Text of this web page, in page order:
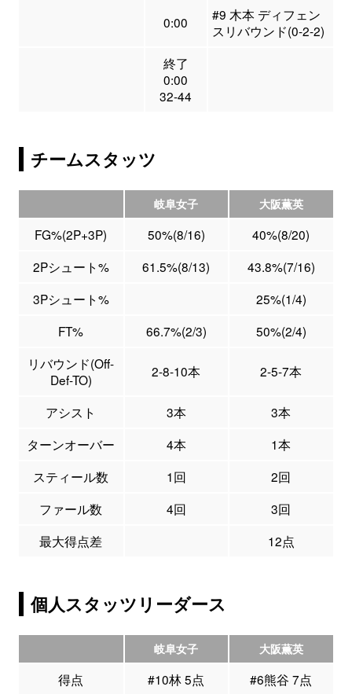
0:00
#9 木本 ディフェン
スリバウンド(0-2-2)
終了
0:00
32-44
チームスタッツ
岐阜女子 大阪薫英
FG%(2P+3P) 50%(8/16)
40%(8/20)
2Pシュート%
61.5%(8/13)
43.8%(7/16)
3Pシュート%
25%(1/4)
FT%
66.7%(2/3)
50%(2/4)
リバウンド(Off-
Def-TO)
2-8-10本 2-5-7本
アシスト 3本
3本
ターンオーバー
4本
1本
スティール数
1回
2回
ファール数
4回
3回
最大得点差
12点
個人スタッツリーダース
岐阜女子 大阪薫英
得点 #10林 5点
#6熊谷 7点